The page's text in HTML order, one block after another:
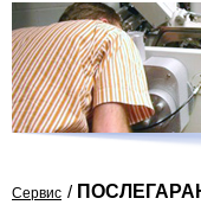
Сервис /